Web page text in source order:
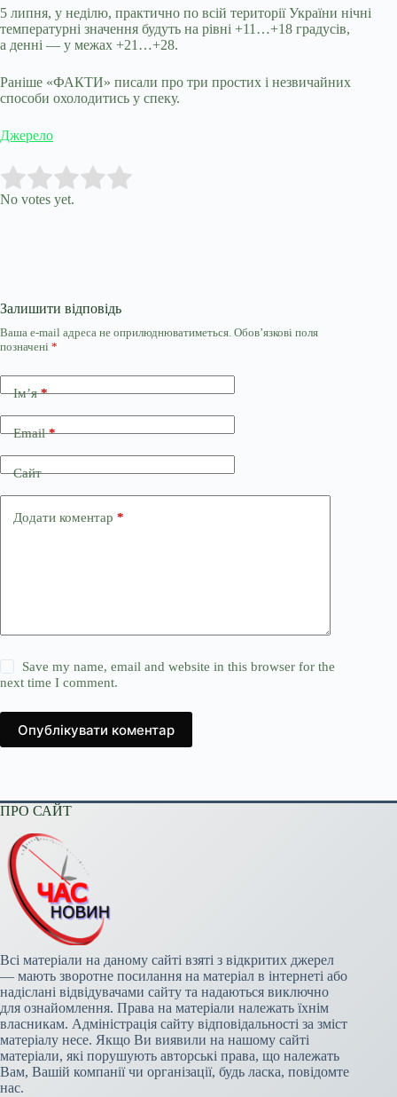
5 липня, у неділю, практично по всій території України нічні
температурні значення будуть на рівні +11…+18 градусів,
а денні — у межах +21…+28.
Раніше «ФАКТИ» писали про три простих і незвичайних
способи охолодитись у спеку.
Джерело
Rate this item:
No votes yet.
Залишити відповідь
Ваша e-mail адреса не оприлюднюватиметься. Обов’язкові поля
позначені *
Ім’я*
Email*
Сайт
Додати коментар *
Save my name, email and website in this browser for the
next time I comment.
Опублікувати коментар
ПРО САЙТ
Всі матеріали на даному сайті взяті з відкритих джерел
— мають зворотне посилання на матеріал в інтернеті або
надіслані відвідувачами сайту та надаються виключно
для ознайомлення. Права на матеріали належать їхнім
власникам. Адміністрація сайту відповідальності за зміст
матеріалу несе. Якщо Ви виявили на нашому сайті
матеріали, які порушують авторські права, що належать
Вам, Вашій компанії чи організації, будь ласка, повідомте
нас.